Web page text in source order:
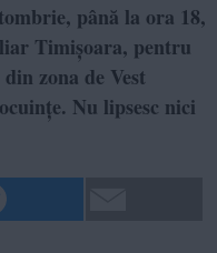
până la ora 18,
Timișoara, pentru
zona de Vest
Nu lipsesc nici